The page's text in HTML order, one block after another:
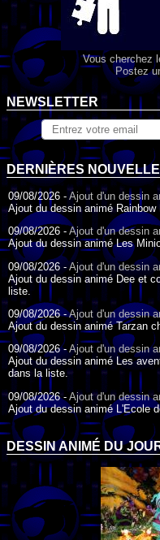
Vous cherchez
Postez
NEWSLETTER
DERNIÈRES
09/08/2026 - Ajout d'un dessin
Ajout du dessin animé Rainbow
09/08/2026 - Ajout d'un dessin
Ajout du dessin animé Les
09/08/2026 -Ajout d'un dessin
Ajout du dessin animé Dee et
liste.
09/08/2026 -Ajout d'un dessin
Ajout du dessin animé Tarzan
09/08/2026 -Ajout d'un dessin
Ajout du dessin animé Les
dans la liste.
09/08/2026 - Ajout d'un dessin
Ajout du dessin animé L'Ecole
09/08/2026 -
Ajout d'un dessin
Ajout du dessin animé Wonder
09/08/2026 -Ajout d'un dessin
Ajout du dessin animé Anna et
09/08/2026 -Ajout d'un dessin
Ajout du dessin animé Tom
09/08/2026 -Ajout d'un dessin
DESSIN ANIMÉ DU